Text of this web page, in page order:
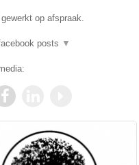
op afspraak.
posts ▼